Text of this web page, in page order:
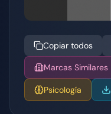
Copiar todos
Marcas Similares
Psicología